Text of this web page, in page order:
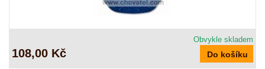
Obvykle skladem
108,00 Kč